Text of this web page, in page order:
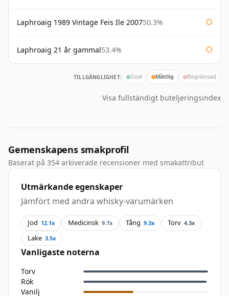
Laphroaig 1989 Vintage Feis Ile 200750.3%
Laphroaig 21 år gammal53.4%
TILLGÄNGLIGHET: God Måttlig Begränsad
Visa fullständigt buteljeringsindex
Gemenskapens smakprofil
Baserat på 354 arkiverade recensioner med smakattribut
Utmärkande egenskaper
Jämfört med andra whisky-varumärken
Jod 12.1x Medicinsk 9.7x Tång 9.3x Torv 4.3x
Lake 3.5x
Vanligaste noterna
Torv
Rök
Vanilj